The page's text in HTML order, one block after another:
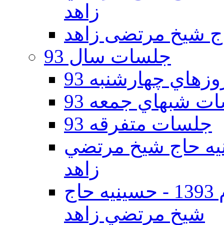
زاهد
جلسات سال 93
چهارشنبه 93
شبهاي جمعه 93
جلسات متفرقه 93
دوم 93 - حسينيه حاج شيخ مرتضي
زاهد
جلسات دهه اول محرم الحرام 1393 - حسينيه حاج
شيخ مرتضي زاهد